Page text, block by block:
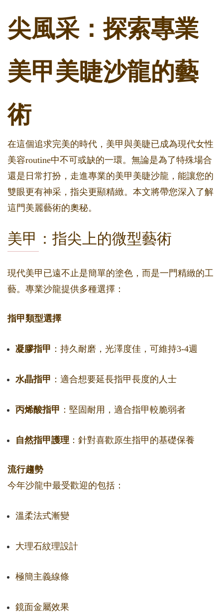
尖風采：探索專業
美甲美睫沙龍的藝
術
在這個追求完美的時代，美甲與美睫已成為現代女性
美容routine中不可或缺的一環。無論是為了特殊場合
還是日常打扮，走進專業的美甲美睫沙龍，能讓您的
雙眼更有神采，指尖更顯精緻。本文將帶您深入了解
這門美麗藝術的奧秘。
美甲：指尖上的微型藝術
現代美甲已遠不止是簡單的塗色，而是一門精緻的工
藝。專業沙龍提供多種選擇：
指甲類型選擇
凝膠指甲 ：持久耐磨，光澤度佳，可維持3-4週
水晶指甲 ：適合想要延長指甲長度的人士
丙烯酸指甲 ：堅固耐用，適合指甲較脆弱者
自然指甲護理 ：針對喜歡原生指甲的基礎保養
流行趨勢
今年沙龍中最受歡迎的包括：
溫柔法式漸變
大理石紋理設計
極簡主義線條
鏡面金屬效果